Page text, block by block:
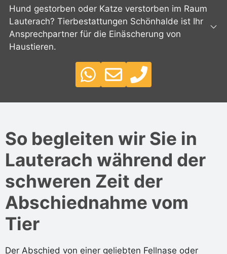
Hund gestorben oder Katze verstorben im Raum
Lauterach? Tierbestattungen Schönhalde ist Ihr
Ansprechpartner für die Einäscherung von
Haustieren.
So begleiten wir Sie in
Lauterach während der
schweren Zeit der
Abschiednahme vom
Tier
Der Abschied von einer geliebten Fellnase oder